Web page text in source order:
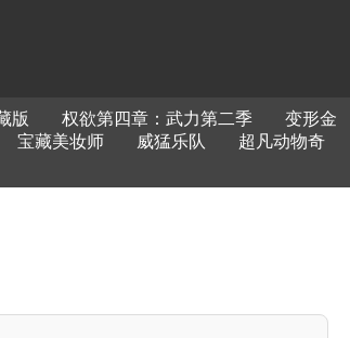
版 权欲第四章：武力第二季
变形金
宝藏美妆师 威猛乐队
超凡动物奇